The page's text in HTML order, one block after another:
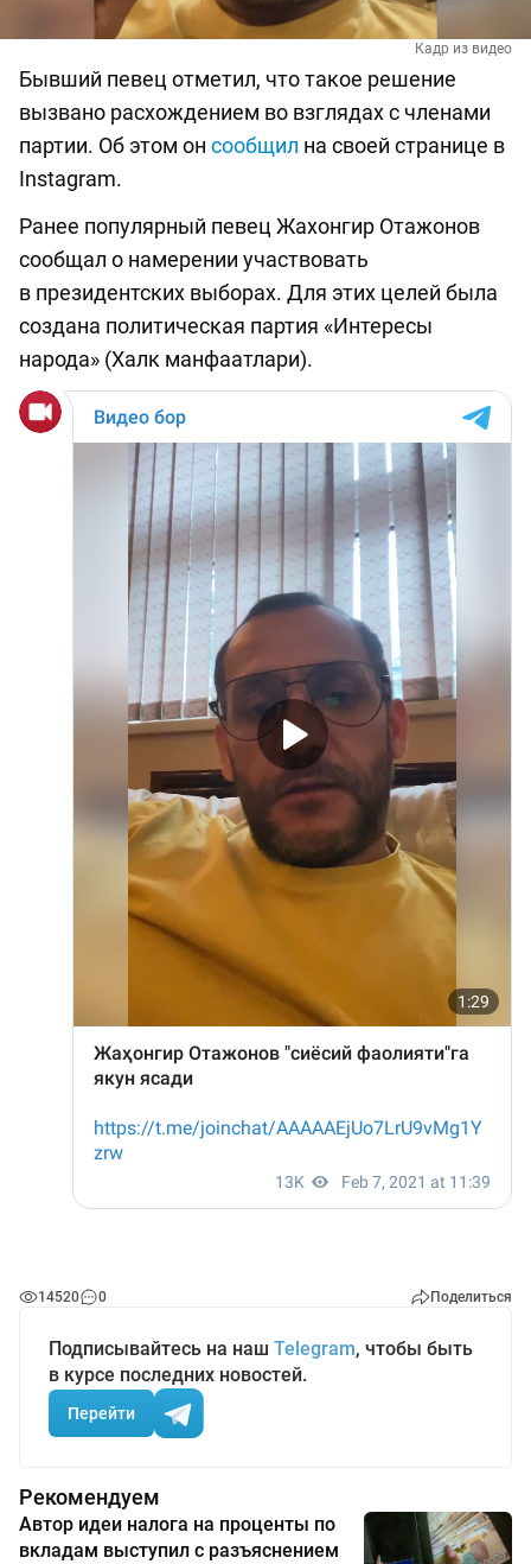
Кадр из видео
Бывший певец отметил, что такое решение
вызвано расхождением во взглядах с членами
партии. Об этом он сообщил на своей странице в
Instagram.
Ранее популярный певец Жахонгир Отажонов
сообщал о намерении участвовать
в президентских выборах. Для этих целей была
создана политическая партия «Интересы
народа» (Халк манфаатлари).
14520 0 Поделиться
Подписывайтесь на наш Telegram, чтобы быть
в курсе последних новостей.
Перейти
Рекомендуем
Автор идеи налога на проценты по
вкладам выступил с разъяснением